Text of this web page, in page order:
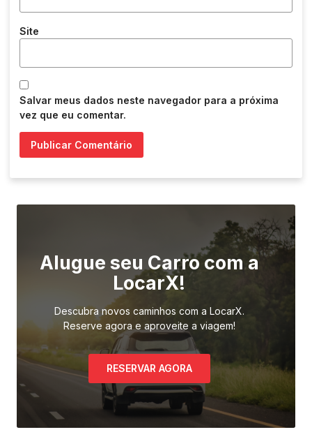
Site
Salvar meus dados neste navegador para a próxima
vez que eu comentar.
Alugue seu Carro com a
LocarX!
Descubra novos caminhos com a LocarX.
Reserve agora e aproveite a viagem!
RESERVAR AGORA